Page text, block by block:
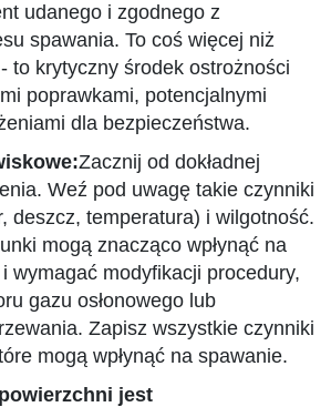
udanego i zgodnego z
spawania. To coś więcej niż
to krytyczny środek ostrożności
poprawkami, potencjalnymi
dla bezpieczeństwa.
Zacznij od dokładnej
Weź pod uwagę takie czynniki
deszcz, temperatura) i wilgotność.
mogą znacząco wpłynąć na
wymagać modyfikacji procedury,
gazu osłonowego lub
Zapisz wszystkie czynniki
mogą wpłynąć na spawanie.
jest